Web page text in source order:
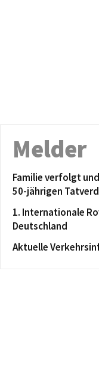
Melder
Familie verfolgt
50-jährigen
1. Internationale
Deutschland
Aktuelle